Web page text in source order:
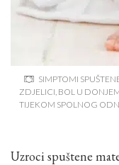
SIMPTOMI
ZDJELICI, BOL U
TIJEKOM SPOLNOG
Uzroci spuštene